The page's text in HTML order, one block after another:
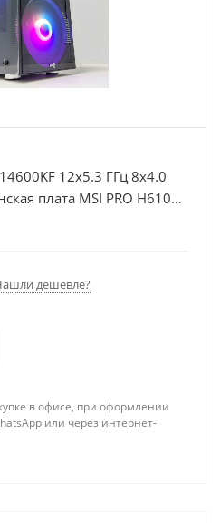
12x5.3 ГГц 8x4.0
плата MSI PRO H610M-
12Гб, Память
дешевле?
в офисе, при оформлении
или через интернет-